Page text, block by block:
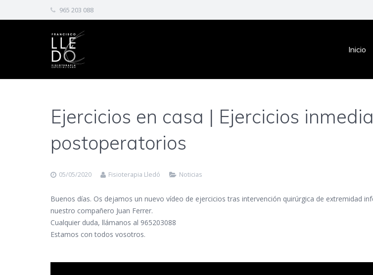
965 203 088
Inicio
Ejercicios en casa | Ejercicios
postoperatorios
05/05/2020 Fisioterapia Lledó Noticias
Buenos días. Os dejamos un nuevo vídeo de ejercicios tras intervención quirúrgica de extremidad
nuestro compañero Juan Ferrer.
Cualquier duda, llámanos al 965203088
Estamos con todos vosotros.